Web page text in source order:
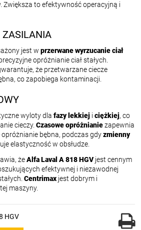
Zwiększa to efektywność operacyjną i
ZASILANIA
jest w przerwane wyrzucanie ciał
opróżnianie ciał stałych.
że przetwarzane ciecze
co zapobiega kontaminacji.
wyloty dla fazy lekkiej i ciężkiej, co
cieczy. Czasowe opróżnianiezapewnia
bębna, podczas gdyzmienny
elastyczność w obsłudze.
żeAlfa Laval A 818 HGVjest cennym
efektywnej i niezawodnej
Centrimax jest dobrym i
maszyny.
HGV